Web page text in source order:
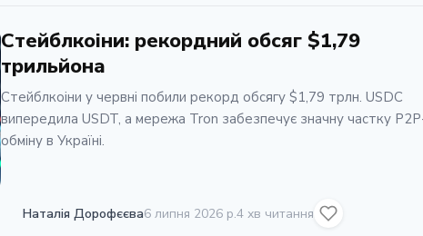
Стейблкоіни: рекордний обсяг $1,79
трильйона
Стейблкоіни у червні побили рекорд обсягу $1,79 трлн. USDC
випередила USDT, а мережа Tron забезпечує значну частку
обміну в Україні.
Наталія Дорофєєва6 липня 2026 р.4 хв читання